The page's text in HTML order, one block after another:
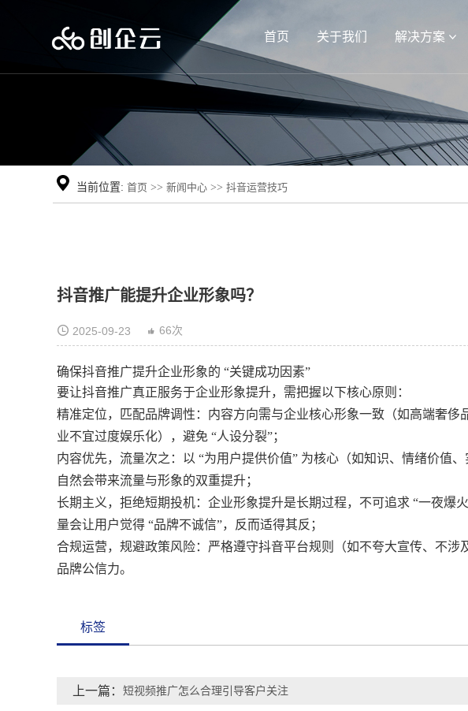
首页 关于我们 解决方案
当前位置: 首页 >>新闻中心 >>抖音运营技巧
抖音推广能提升企业形象吗？
2025-09-23 66次
确保抖音推广提升企业形象的 “关键成功因素”
要让抖音推广真正服务于企业形象提升，需把握以下核心原则：
精准定位，匹配品牌调性：内容方向需与企业核心形象一致（如高端奢侈
业不宜过度娱乐化），避免 “人设分裂”；
内容优先，流量次之：以 “为用户提供价值” 为核心（如知识、情绪价值
自然会带来流量与形象的双重提升；
长期主义，拒绝短期投机：企业形象提升是长期过程，不可追求 “一夜爆
量会让用户觉得 “品牌不诚信”，反而适得其反；
合规运营，规避政策风险：严格遵守抖音平台规则（如不夸大宣传、不涉
品牌公信力。
标签
上一篇： 短视频推广怎么合理引导客户关注